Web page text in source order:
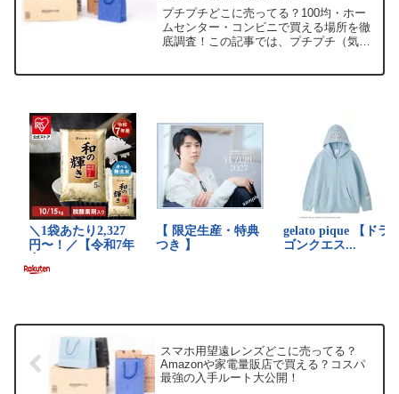
プチプチどこに売ってる？100均・ホー
ムセンター・コンビニで買える場所を徹
底調査！この記事では、プチプチ（気泡
スマホ用望遠レンズどこに売ってる？
Amazonや家電量販店で買える？コスパ
最強の入手ルート大公開！